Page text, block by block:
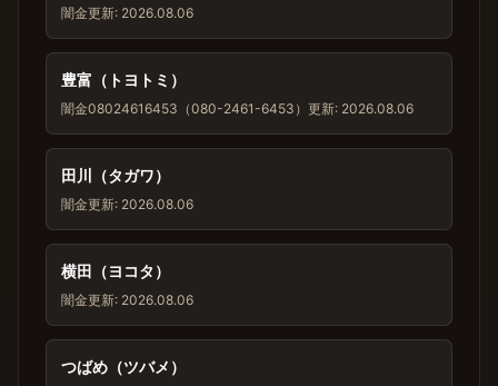
闇金更新: 2026.08.06
豊富（トヨトミ）
闇金08024616453（080-2461-6453） 更新: 2026.08.06
田川（タガワ）
闇金更新: 2026.08.06
横田（ヨコタ）
闇金更新: 2026.08.06
つばめ（ツバメ）